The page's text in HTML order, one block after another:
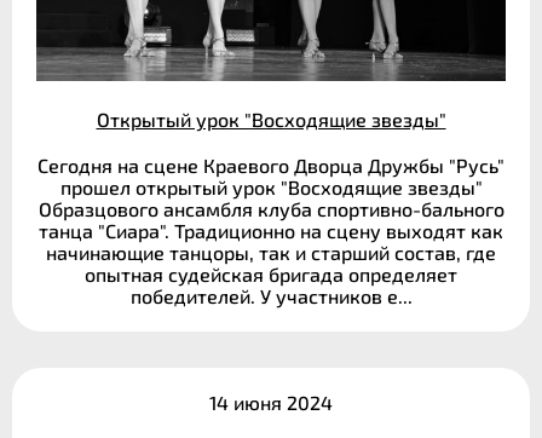
Открытый урок "Восходящие звезды"
Сегодня на сцене Краевого Дворца Дружбы "Русь"
прошел открытый урок "Восходящие звезды"
Образцового ансамбля клуба спортивно-бального
танца "Сиара". Традиционно на сцену выходят как
начинающие танцоры, так и старший состав, где
опытная судейская бригада определяет
победителей. У участников е...
14 июня 2024